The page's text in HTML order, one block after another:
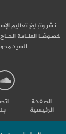
نشر وتبليغ تعاليم
خصـوصًـا العلـامة
السيد
الصفحة
الرئيسية